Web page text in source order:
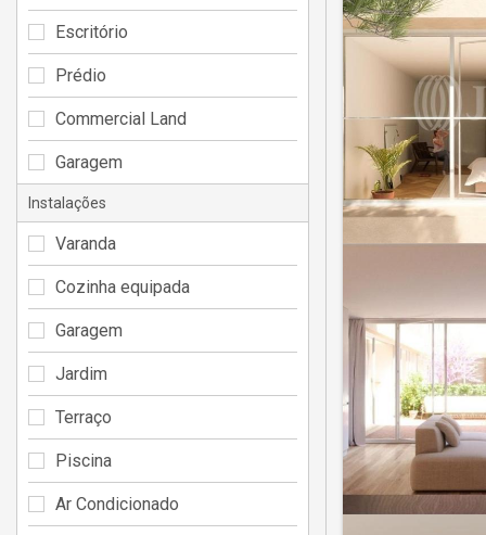
Escritório
Prédio
Commercial Land
Garagem
Instalações
Varanda
Cozinha equipada
Garagem
Jardim
Terraço
Piscina
Ar Condicionado